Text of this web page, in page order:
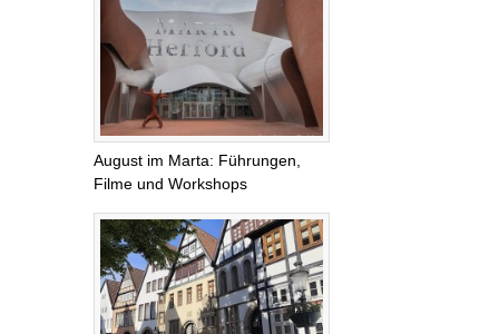
August im Marta: Führungen,
Filme und Workshops